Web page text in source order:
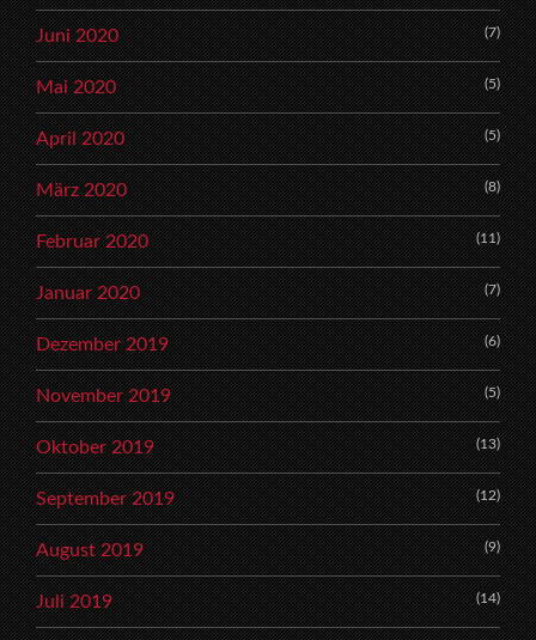
Juni 2020 (7)
Mai 2020 (5)
April 2020 (5)
März 2020 (8)
Februar 2020 (11)
Januar 2020 (7)
Dezember 2019 (6)
November 2019 (5)
Oktober 2019 (13)
September 2019 (12)
August 2019 (9)
Juli 2019 (14)